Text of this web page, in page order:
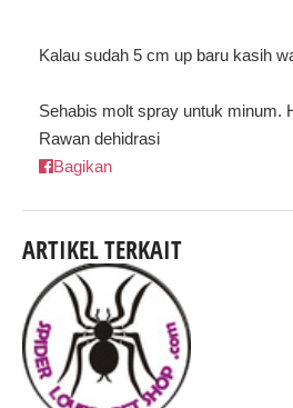
Kalau sudah 5 cm up baru kasih
Sehabis molt spray untuk minum.
Rawan dehidrasi
Bagikan
ARTIKEL TERKAIT